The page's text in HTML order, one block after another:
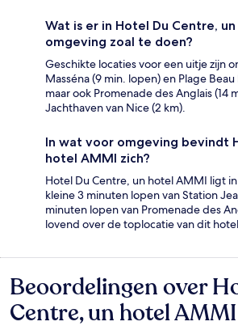
Wat is er in Hotel Du Centre,
omgeving zoal te doen?
Geschikte locaties voor een uitje zijn
Masséna (9 min. lopen) en Plage
maar ook Promenade des Anglais (14
Jachthaven van Nice (2 km).
In wat voor omgeving bevindt
hotel AMMI zich?
Hotel Du Centre, un hotel AMMI ligt
kleine 3 minuten lopen van Station
minuten lopen van Promenade des
lovend over de toplocatie van dit
Beoordelingen
Beoordelingen over
Centre, un hotel AMMI